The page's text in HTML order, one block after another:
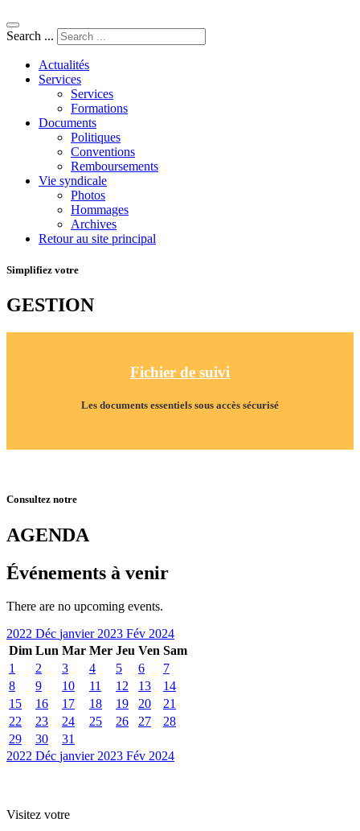
Search ...
Actualités
Services
Services
Formations
Documents
Politiques
Conventions
Remboursements
Vie syndicale
Photos
Hommages
Archives
Retour au site principal
Simplifiez votre
GESTION
Fichier de suivi
Les documents essentiels sous accès sécurisé
Consultez notre
AGENDA
Événements à venir
There are no upcoming events.
2022 Déc janvier 2023 Fév 2024
Dim Lun Mar Mer Jeu Ven Sam
1
2 3 4 5 6
7
8
9 10 11 12 13
14
15
16 17 18 19 20
21
22
23 24 25 26 27
28
29
30
31
2022 Déc janvier 2023 Fév 2024
Visitez votre